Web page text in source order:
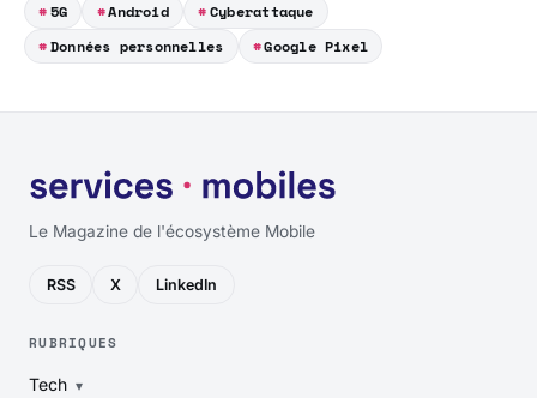
5G Android
Cyberattaque
Données personnelles
Google Pixel
Le Magazine de l'écosystème Mobile
RSS X LinkedIn
RUBRIQUES
Tech